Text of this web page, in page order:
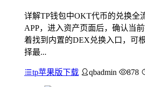
详解TP钱包中OKT代币的兑换全
APP，进入资产页面后，确认当
着找到内置的DEX兑换入口，可
择最...
tp苹果版下载 qbadmin 878